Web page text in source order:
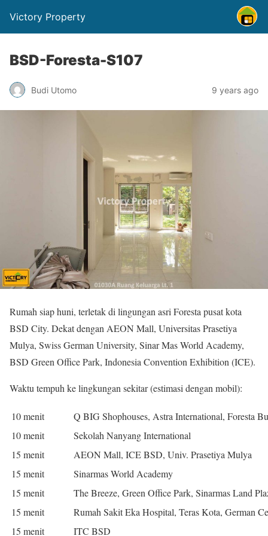
Victory Property
BSD-Foresta-S107
Budi Utomo 9 years ago
Rumah siap huni, terletak di lingungan asri Foresta pusat kota
BSD City. Dekat dengan AEON Mall, Universitas Prasetiya
Mulya, Swiss German University, Sinar Mas World Academy,
BSD Green Office Park, Indonesia Convention Exhibition (ICE).
Waktu tempuh ke lingkungan sekitar (estimasi dengan mobil):
10 menit
Q BIG Shophouses, Astra International, Foresta
10 menit
Sekolah Nanyang International
15 menit
AEON Mall, ICE BSD, Univ. Prasetiya Mulya
15 menit
Sinarmas World Academy
15 menit
The Breeze, Green Office Park, Sinarmas Land
15 menit
Rumah Sakit Eka Hospital, Teras Kota, German
15 menit
ITC BSD